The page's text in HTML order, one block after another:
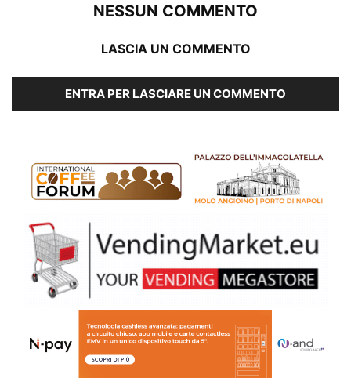
NESSUN COMMENTO
LASCIA UN COMMENTO
ENTRA PER LASCIARE UN COMMENTO